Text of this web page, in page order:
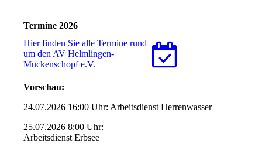
Termine 2026
Hier finden Sie alle Termine rund
um den AV Helmlingen-
Muckenschopf e.V.
Vorschau:
24.07.2026 16:00 Uhr: Arbeitsdienst Herrenwasser
25.07.2026 8:00 Uhr:
Arbeitsdienst Erbsee